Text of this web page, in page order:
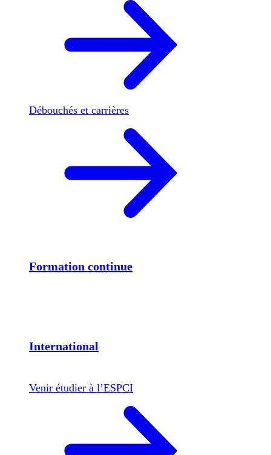
Débouchés et carrières
Formation continue
International
Venir étudier à l’ESPCI